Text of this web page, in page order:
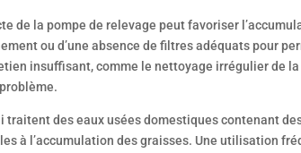
de la pompe de relevage peut favoriser
ou d’une absence de filtres adéquats pour
insuffisant, comme le nettoyage irrégulier de
traitent des eaux usées domestiques contenant
à l’accumulation des graisses. Une utilisation